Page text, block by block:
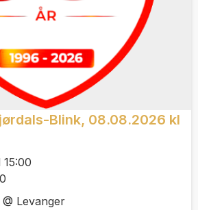
Blink, 08.08.2026 kl
Levanger